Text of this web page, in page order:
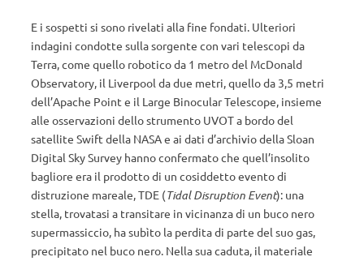
E i sospetti si sono rivelati alla fine fondati. Ulteriori
indagini condotte sulla sorgente con vari telescopi da
Terra, come quello robotico da 1 metro del McDonald
Observatory, il Liverpool da due metri, quello da 3,5 metri
dell’Apache Point e il Large Binocular Telescope, insieme
alle osservazioni dello strumento UVOT a bordo del
satellite Swift della NASA e ai dati d’archivio della Sloan
Digital Sky Survey hanno confermato che quell’insolito
bagliore era il prodotto di un cosiddetto evento di
distruzione mareale, TDE (Tidal Disruption Event): una
stella, trovatasi a transitare in vicinanza di un buco nero
supermassiccio, ha subìto la perdita di parte del suo gas,
precipitato nel buco nero. Nella sua caduta, il materiale